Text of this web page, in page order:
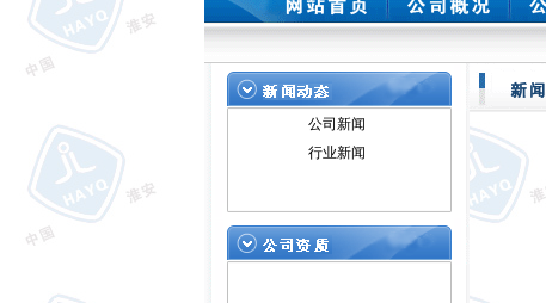
公司新闻
行业新闻